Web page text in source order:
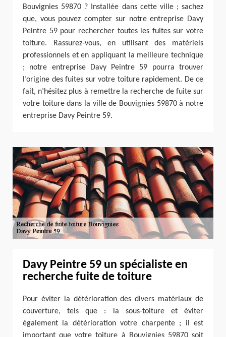
Bouvignies 59870 ? Installée dans cette ville ; sachez
que, vous pouvez compter sur notre entreprise Davy
Peintre 59 pour rechercher toutes les fuites sur votre
toiture. Rassurez-vous, en utilisant des matériels
professionnels et en appliquant la meilleure technique
; notre entreprise Davy Peintre 59 pourra trouver
l’origine des fuites sur votre toiture rapidement. De ce
fait, n’hésitez plus à remettre la recherche de fuite sur
votre toiture dans la ville de Bouvignies 59870 à notre
entreprise Davy Peintre 59.
Davy Peintre 59 un spécialiste en
recherche fuite de toiture
Pour éviter la détérioration des divers matériaux de
couverture, tels que : la sous-toiture et éviter
également la détérioration votre charpente ; il est